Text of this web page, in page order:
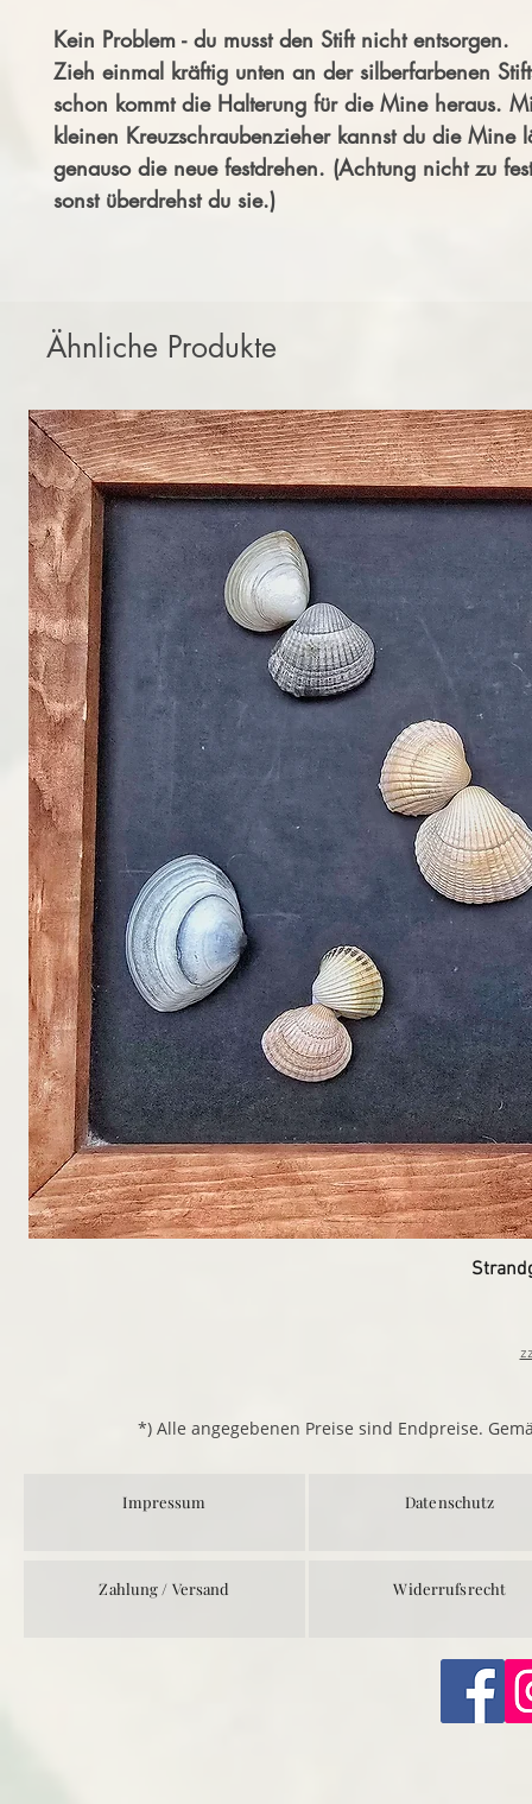
Kein Problem - du musst den Stift nicht entsorgen.
Zieh einmal kräftig unten an der silberfarbenen
schon kommt die Halterung für die Mine heraus.
kleinen Kreuzschraubenzieher kannst du die Mine
genauso die neue festdrehen. (Achtung nicht zu
sonst überdrehst du sie.)
Ähnliche Produkte
*) Alle angegebenen Preise sind Endpreise.
Impressum
Zahlung / Versand
Datenschutz
Widerrufsrecht